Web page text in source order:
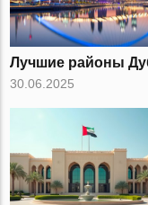
Лучшие районы
30.06.2025